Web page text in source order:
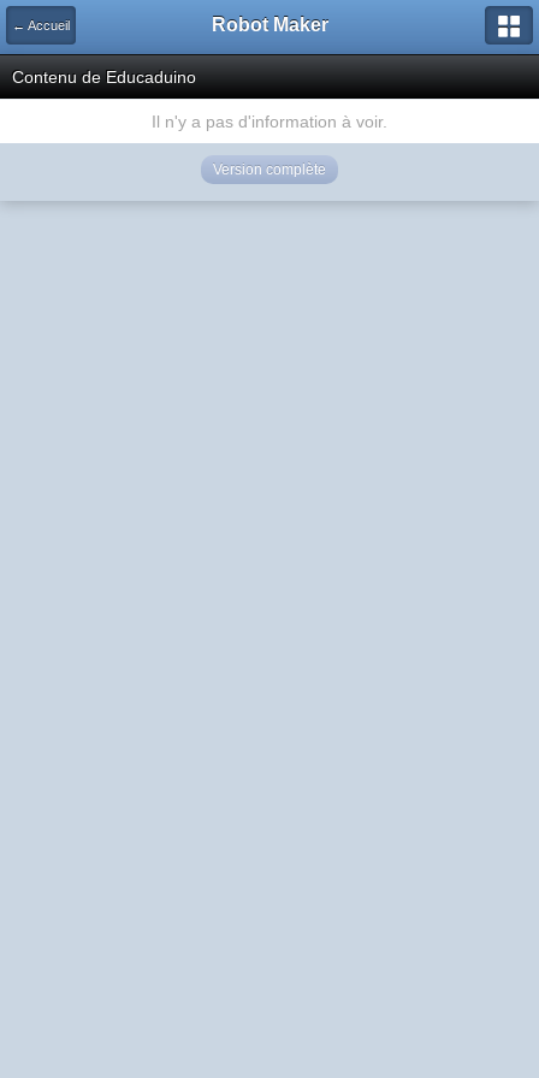
← Accueil Robot Maker
Contenu de Educaduino
Il n'y a pas d'information à voir.
Version complète